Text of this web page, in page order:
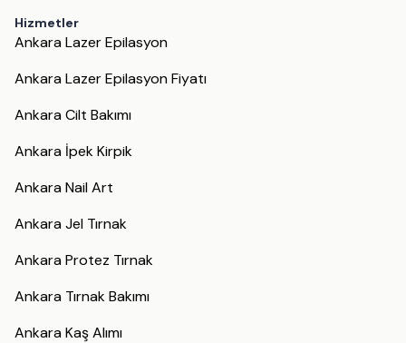
Hizmetler
Ankara Lazer Epilasyon
Ankara Lazer Epilasyon Fiyatı
Ankara Cilt Bakımı
Ankara İpek Kirpik
Ankara Nail Art
Ankara Jel Tırnak
Ankara Protez Tırnak
Ankara Tırnak Bakımı
Ankara Kaş Alımı